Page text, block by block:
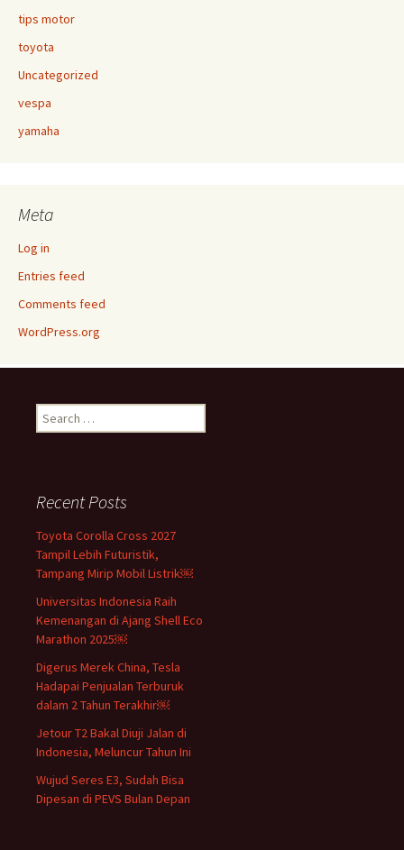
tips motor
toyota
Uncategorized
vespa
yamaha
Meta
Log in
Entries feed
Comments feed
WordPress.org
Search
for:
Recent Posts
Toyota Corolla Cross 2027
Tampil Lebih Futuristik,
Tampang Mirip Mobil Listrik￼
Universitas Indonesia Raih
Kemenangan di Ajang Shell Eco
Marathon 2025￼
Digerus Merek China, Tesla
Hadapai Penjualan Terburuk
dalam 2 Tahun Terakhir￼
Jetour T2 Bakal Diuji Jalan di
Indonesia, Meluncur Tahun Ini
Wujud Seres E3, Sudah Bisa
Dipesan di PEVS Bulan Depan